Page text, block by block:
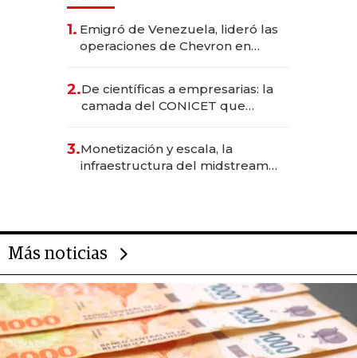
1. Emigró de Venezuela, lideró las
operaciones de Chevron en
2.De científicas a empresarias: la
camada del CONICET que
3.Monetización y escala, la
infraestructura del midstream
Más noticias